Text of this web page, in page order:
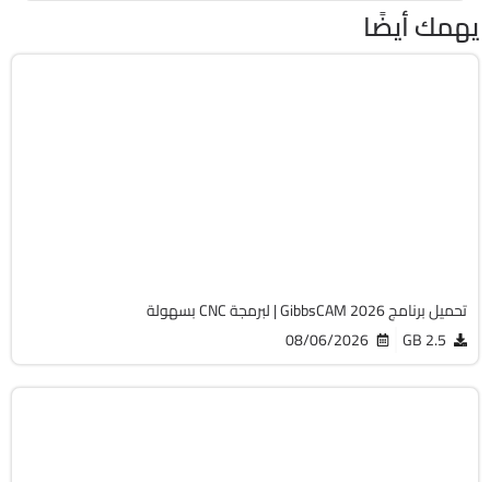
يهمك أيضًا
تحميل برنامج GibbsCAM 2026 | لبرمجة CNC بسهولة
2.5 GB
08/06/2026